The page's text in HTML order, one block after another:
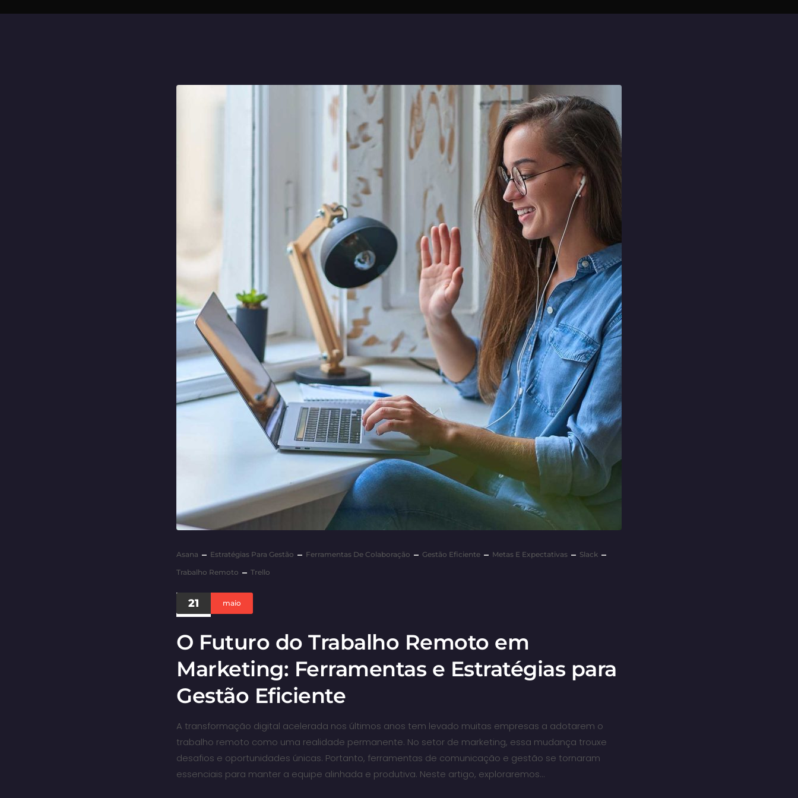
Asana Estratégias Para Gestão Ferramentas De Colaboração Gestão Eficiente Metas E Expectativas
Slack
Trabalho Remoto
Trello
21 maio
O Futuro do Trabalho Remoto em
Marketing: Ferramentas e Estratégias para
Gestão Eficiente
A transformação digital acelerada nos últimos anos tem levado muitas empresas a adotarem o
trabalho remoto como uma realidade permanente. No setor de marketing, essa mudança trouxe
desafios e oportunidades únicas. Portanto, ferramentas de comunicação e gestão se tornaram
essenciais para manter a equipe alinhada e produtiva. Neste artigo, exploraremos…